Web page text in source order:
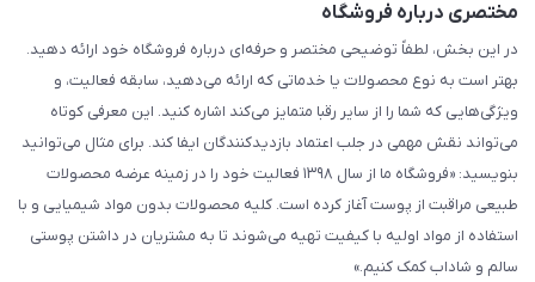
مختصری درباره فروشگاه
در این بخش، لطفاً توضیحی مختصر و حرفه‌ای درباره فروشگاه خود ارائه دهید.
بهتر است به نوع محصولات یا خدماتی که ارائه می‌دهید، سابقه فعالیت، و
ویژگی‌هایی که شما را از سایر رقبا متمایز می‌کند اشاره کنید. این معرفی کوتاه
می‌تواند نقش مهمی در جلب اعتماد بازدیدکنندگان ایفا کند. برای مثال می‌توانید
بنویسید: «فروشگاه ما از سال ۱۳۹۸ فعالیت خود را در زمینه عرضه محصولات
طبیعی مراقبت از پوست آغاز کرده است. کلیه محصولات بدون مواد شیمیایی و با
استفاده از مواد اولیه با کیفیت تهیه می‌شوند تا به مشتریان در داشتن پوستی
سالم و شاداب کمک کنیم.»